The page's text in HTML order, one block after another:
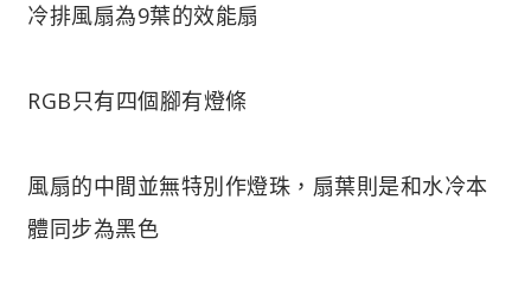
冷排風扇為9葉的效能扇
RGB只有四個腳有燈條
風扇的中間並無特別作燈珠，扇葉則是和水冷本
體同步為黑色